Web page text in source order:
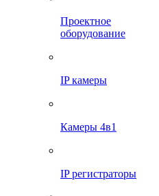
Проектное
оборудование
IP камеры
Камеры 4в1
IP регистраторы